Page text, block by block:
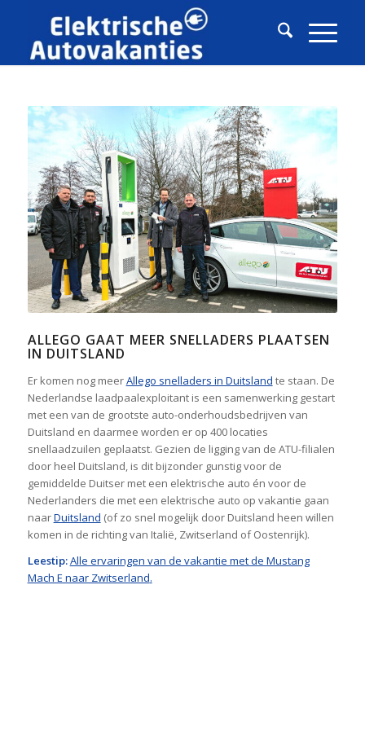
ALLEGO GAAT MEER SNELLADERS PLAATSEN
IN DUITSLAND
Er komen nog meerAllego snelladers in Duitsland te staan. De
Nederlandse laadpaalexploitant is een samenwerking gestart
met een van de grootste auto-onderhoudsbedrijven van
Duitsland en daarmee worden er op 400 locaties
snellaadzuilen geplaatst. Gezien de ligging van de ATU-filialen
door heel Duitsland, is dit bijzonder gunstig voor de
gemiddelde Duitser met een elektrische auto én voor de
Nederlanders die met een elektrische auto op vakantie gaan
naarDuitsland (of zo snel mogelijk door Duitsland heen willen
komen in de richting van Italië, Zwitserland of Oostenrijk).
Leestip:Alle ervaringen van de vakantie met de Mustang
Mach E naar Zwitserland.